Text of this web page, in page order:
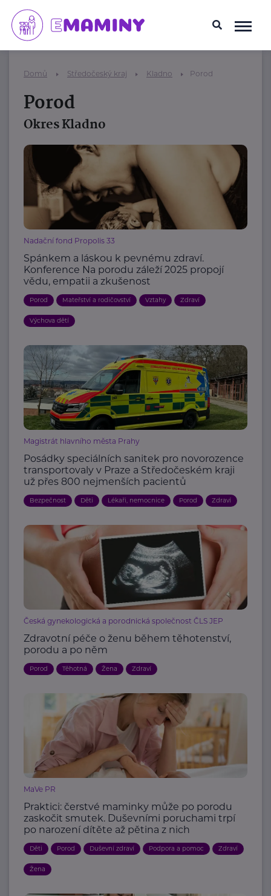
Domů Středočeský kraj Kladno Porod
Porod
Okres Kladno
Nadační fond Propolis 33
Spánkem a láskou k pevnému zdraví.
Konference Na porodu záleží 2025 propojí
vědu, empatii a zkušenost
Porod Mateřství a rodičovství Vztahy Zdraví
Výchova dětí
Magistrát hlavního města Prahy
Posádky speciálních sanitek pro novorozence
transportovaly v Praze a Středočeském kraji
už přes 800 nejmenších pacientů
Bezpečnost Děti Lékaři, nemocnice Porod Zdraví
Česká gynekologická a porodnická společnost ČLS JEP
Zdravotní péče o ženu během těhotenství,
porodu a po něm
Porod Těhotná Žena Zdraví
MaVe PR
Praktici: čerstvé maminky může po porodu
zaskočit smutek. Duševními poruchami trpí
po narození dítěte až pětina z nich
Děti Porod Duševní zdraví Podpora a pomoc Zdraví
Žena